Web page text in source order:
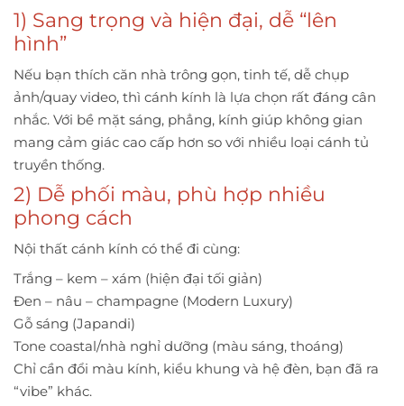
1) Sang trọng và hiện đại, dễ “lên
hình”
Nếu bạn thích căn nhà trông gọn, tinh tế, dễ chụp
ảnh/quay video, thì cánh kính là lựa chọn rất đáng cân
nhắc. Với bề mặt sáng, phẳng, kính giúp không gian
mang cảm giác cao cấp hơn so với nhiều loại cánh tủ
truyền thống.
2) Dễ phối màu, phù hợp nhiều
phong cách
Nội thất cánh kính có thể đi cùng:
Trắng – kem – xám (hiện đại tối giản)
Đen – nâu – champagne (Modern Luxury)
Gỗ sáng (Japandi)
Tone coastal/nhà nghỉ dưỡng (màu sáng, thoáng)
Chỉ cần đổi màu kính, kiểu khung và hệ đèn, bạn đã ra
“vibe” khác.